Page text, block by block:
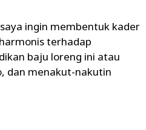
ingin membentuk kader
terhadap
baju loreng ini atau
dan menakut-nakutin